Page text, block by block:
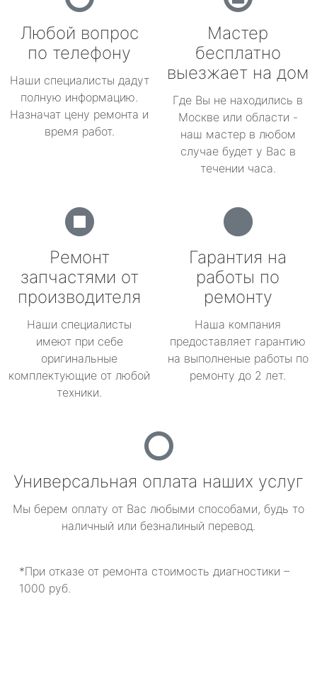
Любой вопрос
по телефону
Наши специалисты дадут
полную информацию.
Назначат цену ремонта и
время работ.
Мастер
бесплатно
выезжает на дом
Где Вы не находились в
Москве или области -
наш мастер в любом
случае будет у Вас в
течении часа.
Ремонт
запчастями от
производителя
Наши специалисты
имеют при себе
оригинальные
комплектующие от любой
техники.
Гарантия на
работы по
ремонту
Наша компания
предоставляет гарантию
на выполненые работы по
ремонту до 2 лет.
Универсальная оплата наших услуг
Мы берем оплату от Вас любыми способами, будь то
наличный или безналиный перевод.
*При отказе от ремонта стоимость диагностики –
1000 руб.